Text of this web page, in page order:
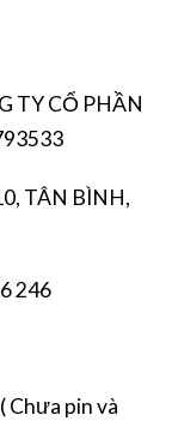
TY CỔ PHẦN
TÂN BÌNH,
246
Chưa pin và